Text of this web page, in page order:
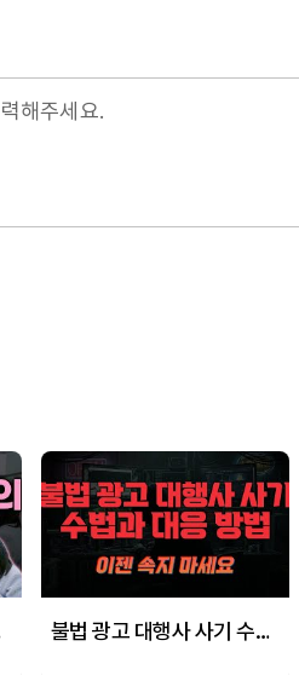
스 불법 광고 대행사 사기 수법과 대응 방법!